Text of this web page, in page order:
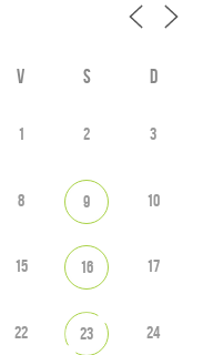
V S D
1 2 3
8 9 10
15 16 17
22 23 24